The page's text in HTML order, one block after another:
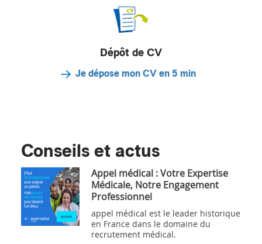
Dépôt de CV
Je dépose mon CV en 5 min
Conseils et actus
Appel médical : Votre Expertise
Médicale, Notre Engagement
Professionnel
appel médical est le leader historique
en France dans le domaine du
recrutement médical.